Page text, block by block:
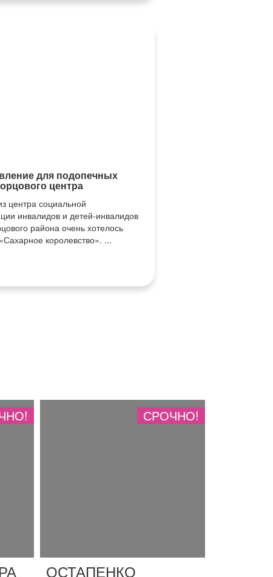
для подопечных
центра
центра социальной
инвалидов и детей-инвалидов
района очень хотелось
королевство». ...
СРОЧНО!
ОСТАПЕНКО